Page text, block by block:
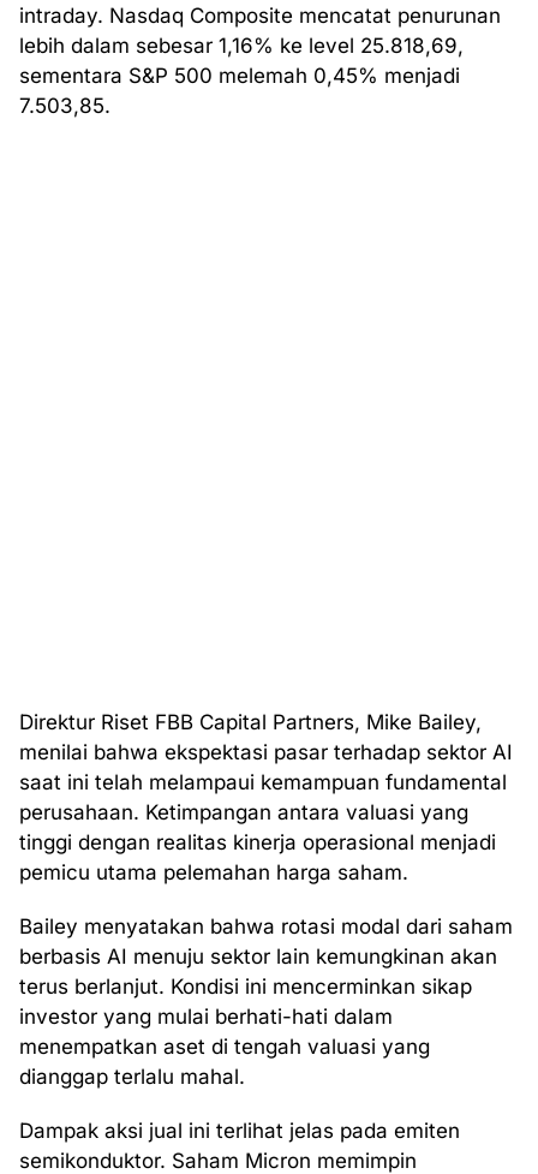
intraday. Nasdaq Composite mencatat penurunan
lebih dalam sebesar 1,16% ke level 25.818,69,
sementara S&P 500 melemah 0,45% menjadi
7.503,85.
Direktur Riset FBB Capital Partners, Mike Bailey,
menilai bahwa ekspektasi pasar terhadap sektor AI
saat ini telah melampaui kemampuan fundamental
perusahaan. Ketimpangan antara valuasi yang
tinggi dengan realitas kinerja operasional menjadi
pemicu utama pelemahan harga saham.
Bailey menyatakan bahwa rotasi modal dari saham
berbasis AI menuju sektor lain kemungkinan akan
terus berlanjut. Kondisi ini mencerminkan sikap
investor yang mulai berhati-hati dalam
menempatkan aset di tengah valuasi yang
dianggap terlalu mahal.
Dampak aksi jual ini terlihat jelas pada emiten
semikonduktor. Saham Micron memimpin